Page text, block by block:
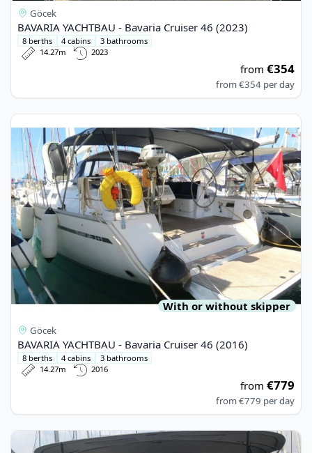
Göcek
BAVARIA YACHTBAU - Bavaria Cruiser 46 (2023)
8 berths 4 cabins
3 bathrooms
14.27m
2023
from €354
from€354per day
View details for BAVARIA YACHTBAU - Bavaria Cruiser 46
With or without skipper
Göcek
BAVARIA YACHTBAU - Bavaria Cruiser 46 (2016)
8 berths 4 cabins
3 bathrooms
14.27m
2016
from €779
from€779 per day
View details for BAVARIA YACHTBAU - Bavaria Cruiser 46